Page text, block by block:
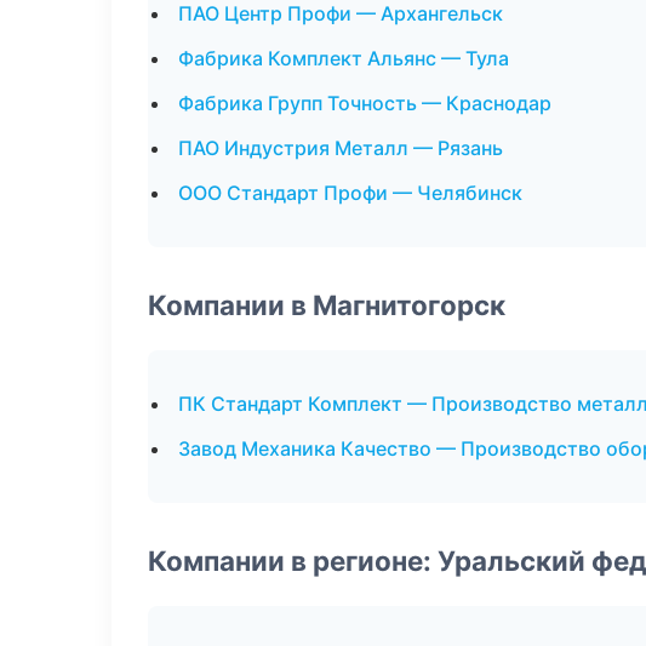
ПАО Центр Профи — Архангельск
Фабрика Комплект Альянс — Тула
Фабрика Групп Точность — Краснодар
ПАО Индустрия Металл — Рязань
ООО Стандарт Профи — Челябинск
Компании в Магнитогорск
ПК Стандарт Комплект — Производство
Завод Механика Качество — Производство
Компании в регионе: Уральский